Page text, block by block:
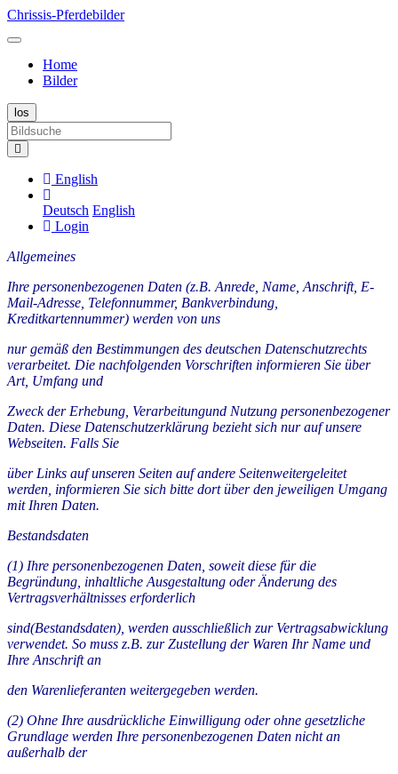
Chrissis-Pferdebilder
Home
Bilder
English
Deutsch English
Login
Allgemeines
Ihre personenbezogenen Daten (z.B. Anrede, Name, Anschrift, E-
Mail-Adresse, Telefonnummer, Bankverbindung,
Kreditkartennummer) werden von uns
nur gemäß den Bestimmungen des deutschen Datenschutzrechts
verarbeitet. Die nachfolgenden Vorschriften informieren Sie über
Art, Umfang und
Zweck der Erhebung, Verarbeitungund Nutzung personenbezogener
Daten. Diese Datenschutzerklärung bezieht sich nur auf unsere
Webseiten. Falls Sie
über Links auf unseren Seiten auf andere Seitenweitergeleitet
werden, informieren Sie sich bitte dort über den jeweiligen Umgang
mit Ihren Daten.
Bestandsdaten
(1) Ihre personenbezogenen Daten, soweit diese für die
Begründung, inhaltliche Ausgestaltung oder Änderung des
Vertragsverhältnisses erforderlich
sind(Bestandsdaten), werden ausschließlich zur Vertragsabwicklung
verwendet. So muss z.B. zur Zustellung der Waren Ihr Name und
Ihre Anschrift an
den Warenlieferanten weitergegeben werden.
(2) Ohne Ihre ausdrückliche Einwilligung oder ohne gesetzliche
Grundlage werden Ihre personenbezogenen Daten nicht an
außerhalb der